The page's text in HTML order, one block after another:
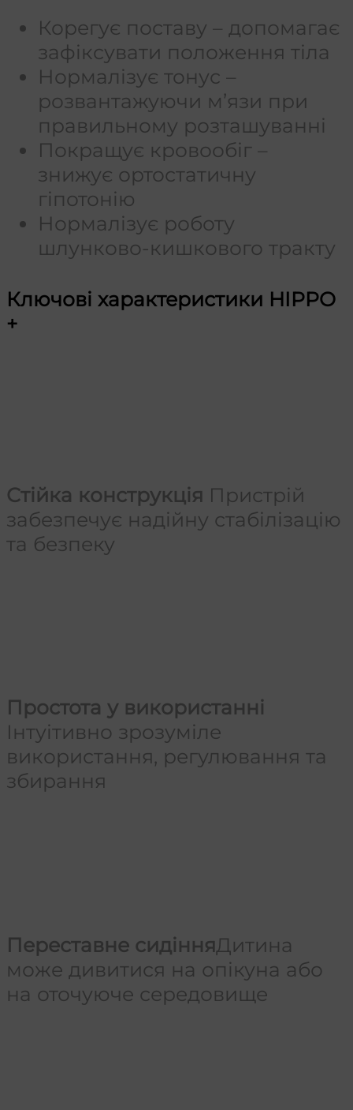
Корегує поставу – допомагає
зафіксувати положення тіла
Нормалізує тонус –
розвантажуючи м’язи при
правильному розташуванні
Покращує кровообіг –
знижує ортостатичну
гіпотонію
Нормалізує роботу
шлунково-кишкового тракту
Ключові характеристики HIPPO
+
Стійка конструкція Пристрій
забезпечує надійну стабілізацію
та безпеку
Простота у використанні
Інтуітивно зрозуміле
використання, регулювання та
збирання
Переставне сидінняДитина
може дивитися на опікуна або
на оточуюче середовище